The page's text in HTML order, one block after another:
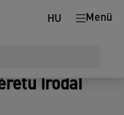
Menü
HU
irodai